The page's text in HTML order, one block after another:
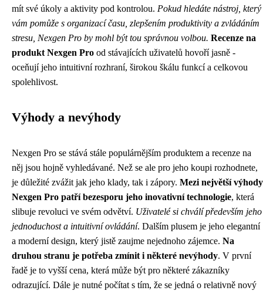
mít své úkoly a aktivity pod kontrolou. Pokud hledáte nástroj, který
vám pomůže s organizací času, zlepšením produktivity a zvládáním
stresu, Nexgen Pro by mohl být tou správnou volbou. Recenze na
produkt Nexgen Pro od stávajících uživatelů hovoří jasně -
oceňují jeho intuitivní rozhraní, širokou škálu funkcí a celkovou
spolehlivost.
Výhody a nevýhody
Nexgen Pro se stává stále populárnějším produktem a recenze na
něj jsou hojně vyhledávané. Než se ale pro jeho koupi rozhodnete,
je důležité zvážit jak jeho klady, tak i zápory. Mezi největší výhody
Nexgen Pro patří bezesporu jeho inovativní technologie, která
slibuje revoluci ve svém odvětví. Uživatelé si chválí především jeho
jednoduchost a intuitivní ovládání. Dalším plusem je jeho elegantní
a moderní design, který jistě zaujme nejednoho zájemce. Na
druhou stranu je potřeba zmínit i některé nevýhody. V první
řadě je to vyšší cena, která může být pro některé zákazníky
odrazující. Dále je nutné počítat s tím, že se jedná o relativně nový